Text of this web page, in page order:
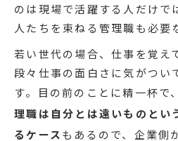
のは現場で活躍する人だけで
人たちを束ねる管理職も必要
若い世代の場合、仕事を覚え
段々仕事の面白さに気がつい
す。目の前のことに精一杯で、
理職は自分とは遠いものとい
るケースもあるので、企業側